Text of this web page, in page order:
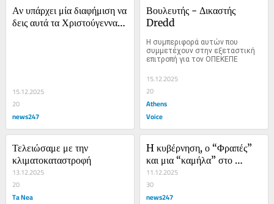
Αν υπάρχει μία διαφήμιση να
δεις αυτά τα Χριστούγεννα,
15.12.2025
20
news247
Βουλευτής - Δικαστής
Dredd
Η συμπεριφορά αυτών που
συμμετέχουν στην εξεταστική
επιτροπή για τον ΟΠΕΚΕΠΕ
15.12.2025
20
Athens
Voice
Τελειώσαμε με την
κλιματοκαταστροφή
13.12.2025
20
Ta Nea
H κυβέρνηση, ο “Φραπές”
και μια “καμήλα” στο
Σικάγο
11.12.2025
30
news247